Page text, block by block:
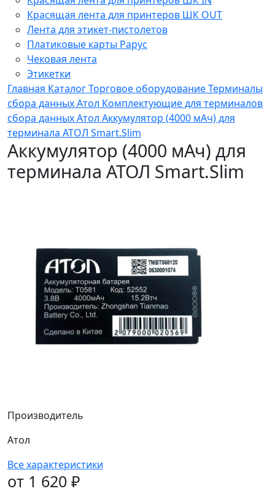
Красящая лента для принтеров ШК OUT
Лента для этикет-пистолетов
Платиковые карты Рарус
Чековая лента
Этикетки
Главная КаталогТорговое оборудованиеТерминалы
сбора данныхАтол Комплектующие для терминалов
сбора данных Атол Аккумулятор (4000 мАч) для
терминала АТОЛ Smart.Slim
Аккумулятор (4000 мАч) для
терминала АТОЛ Smart.Slim
Производитель
Атол
Все характеристики
от 1 620 ₽